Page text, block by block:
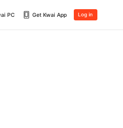
PC Get Kwai App Log in